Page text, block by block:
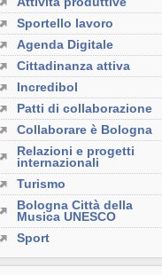
Sportello lavoro
Agenda Digitale
Cittadinanza attiva
Incredibol
Patti di collaborazione
Collaborare è Bologna
Relazioni e progetti
internazionali
Turismo
Bologna Città della
Musica UNESCO
Sport